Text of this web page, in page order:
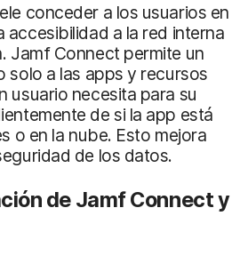
conceder a los usuarios en
accesibilidad a la red interna
Jamf Connect permite un
solo a las apps y recursos
usuario necesita para su
de si la app está
o en la nube. Esto mejora
de los datos.
de Jamf Connect y